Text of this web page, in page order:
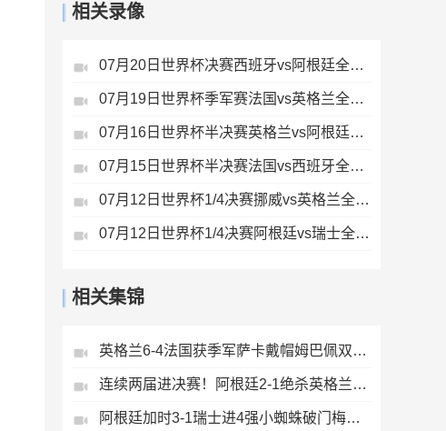
相关录像
07月20日世界杯决赛西班牙vs阿根廷全场录像
07月19日世界杯季军赛法国vs英格兰全场录像
07月16日世界杯半决赛英格兰vs阿根廷全场录像
07月15日世界杯半决赛法国vs西班牙全场录像
07月12日世界杯1/4决赛挪威vs英格兰全场录像
07月12日世界杯1/4决赛阿根廷vs瑞士全场录像
相关集锦
英格兰6-4法国获季军萨卡戴帽姆巴佩双响创纪录奥利塞2助+失良机
连续两届进决赛！阿根廷2-1绝杀英格兰劳塔罗恩佐破门梅西两助攻
阿根廷加时3-1瑞士进4强小蜘蛛破门梅西助攻麦卡恩博洛假摔染红